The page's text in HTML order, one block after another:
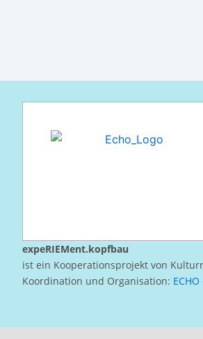
expeRIEMent.kopfbau
ist ein Kooperationsprojekt von
Koordination und Organisation: ECHO